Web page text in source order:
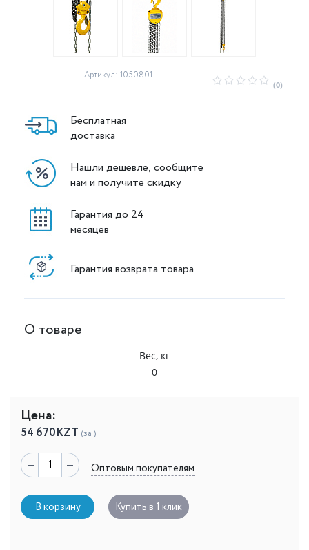
Артикул: 1050801
(0)
Бесплатная
доставка
Нашли дешевле, сообщите
нам и получите скидку
Гарантия до 24
месяцев
Гарантия возврата товара
О товаре
Вес, кг
0
Цена:
54 670KZT (за )
Оптовым покупателям
В корзину Купить в 1 клик